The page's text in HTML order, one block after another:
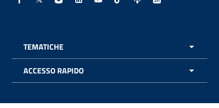
Facebook - Sito esterno - Apertura in nuova finestra
X - Sito esterno - Apertura in nuova finestra
Instagram - Sito esterno - Apertura in
Linkedin - Sito esterno - Apertura in
Youtube - Sito esterno -
TikTok - Sito esterno -
Spreaker - Sito
Feed RSS -
TEMATICHE
ACCESSO RAPIDO